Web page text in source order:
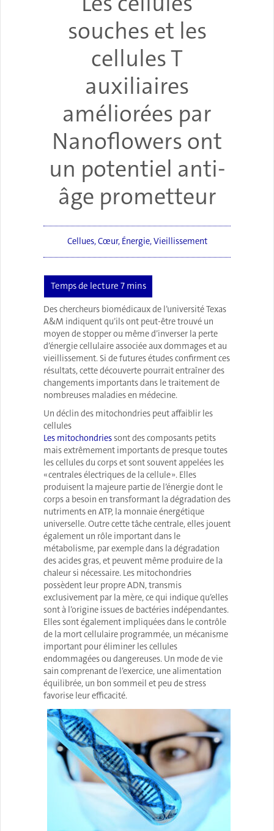
souches et les
cellules T
auxiliaires
améliorées par
Nanoflowers ont
un potentiel anti-
âge prometteur
Cellues,Cœur, Énergie,Vieillissement
Des chercheurs biomédicaux de l’université Texas
A&M indiquent qu’ils ont peut-être trouvé un
moyen de stopper ou même d’inverser la perte
d’énergie cellulaire associée aux dommages et au
vieillissement. Si de futures études confirment ces
résultats, cette découverte pourrait entraîner des
changements importants dans le traitement de
nombreuses maladies en médecine.
Un déclin des mitochondries peut affaiblir les
cellules
Les mitochondriessont des composants petits
mais extrêmement importants de presque toutes
les cellules du corps et sont souvent appelées les
« centrales électriques de la cellule ». Elles
produisent la majeure partie de l’énergie dont le
corps a besoin en transformant la dégradation des
nutriments en ATP, la monnaie énergétique
universelle. Outre cette tâche centrale, elles jouent
également un rôle important dans le
métabolisme, par exemple dans la dégradation
des acides gras, et peuvent même produire de la
chaleur si nécessaire. Les mitochondries
possèdent leur propre ADN, transmis
exclusivement par la mère, ce qui indique qu’elles
sont à l’origine issues de bactéries indépendantes.
Elles sont également impliquées dans le contrôle
de la mort cellulaire programmée, un mécanisme
important pour éliminer les cellules
endommagées ou dangereuses. Un mode de vie
sain comprenant de l’exercice, une alimentation
équilibrée, un bon sommeil et peu de stress
favorise leur efficacité.